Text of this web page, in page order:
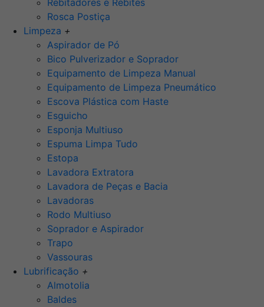
Rebitadores e Rebites
Rosca Postiça
Limpeza +
Aspirador de Pó
Bico Pulverizador e Soprador
Equipamento de Limpeza Manual
Equipamento de Limpeza Pneumático
Escova Plástica com Haste
Esguicho
Esponja Multiuso
Espuma Limpa Tudo
Estopa
Lavadora Extratora
Lavadora de Peças e Bacia
Lavadoras
Rodo Multiuso
Soprador e Aspirador
Trapo
Vassouras
Lubrificação +
Almotolia
Baldes